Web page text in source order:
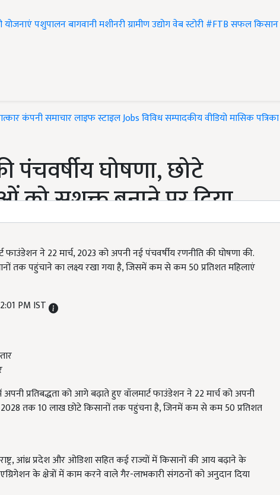
योजनाएंपशुपालनबागवानीमशीनरीग्रामीण उद्योगवेब स्टोरी#FTBसफल किसान
कंपनी समाचारलाइफ स्टाइलJobsविविधसम्पादकीयवीडियोमासिक पत्रिका
पंचवर्षीय घोषणा, छोटे
को सशक्त बनाने पर दिया
ने 22 मार्च, 2023 को अपनी नई पंचवर्षीय रणनीति की घोषणा की.
तक पहुंचाने का लक्ष्य रखा गया है, जिसमें कम से कम 50 प्रतिशत महिलाएं
PM IST
प्रतिबद्धता को आगे बढ़ाते हुए वॉलमार्ट फाउंडेशन ने 22 मार्च को अपनी
2028 तक 10 लाख छोटे किसानों तक पहुंचना है, जिनमें कम से कम 50 प्रतिशत
आंध्र प्रदेश और ओडिशा सहित कई राज्यों में किसानों की आय बढ़ाने के
के क्षेत्रों में काम करने वाले गैर-लाभकारी संगठनों को अनुदान दिया